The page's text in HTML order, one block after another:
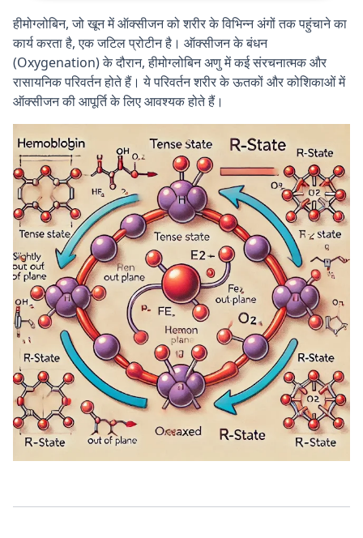
हीमोग्लोबिन, जो खून में ऑक्सीजन को शरीर के विभिन्न अंगों तक पहुंचाने का
कार्य करता है, एक जटिल प्रोटीन है। ऑक्सीजन के बंधन
(Oxygenation) के दौरान, हीमोग्लोबिन अणु में कई संरचनात्मक और
रासायनिक परिवर्तन होते हैं। ये परिवर्तन शरीर के ऊतकों और कोशिकाओं में
ऑक्सीजन की आपूर्ति के लिए आवश्यक होते हैं।